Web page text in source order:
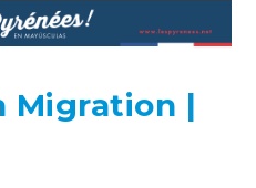
Migration |